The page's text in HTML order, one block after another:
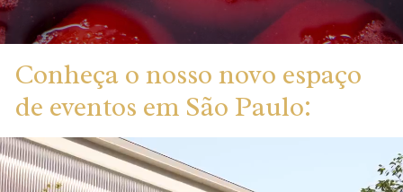
Conheça o nosso novo espaço
de eventos em São Paulo: